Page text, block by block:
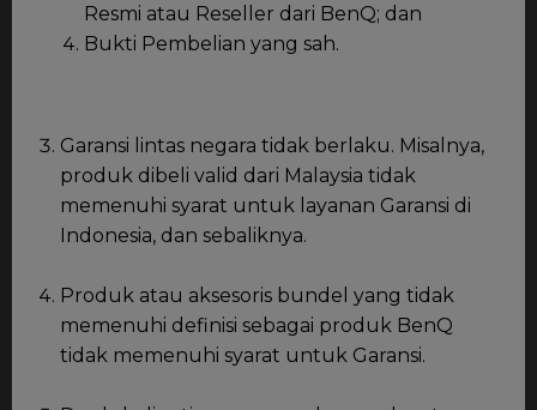
Resmi atau Reseller dari BenQ; dan
Bukti Pembelian yang sah.
Garansi lintas negara tidak berlaku. Misalnya,
produk dibeli valid dari Malaysia tidak
memenuhi syarat untuk layanan Garansi di
Indonesia, dan sebaliknya.
Produk atau aksesoris bundel yang tidak
memenuhi definisi sebagai produk BenQ
tidak memenuhi syarat untuk Garansi.